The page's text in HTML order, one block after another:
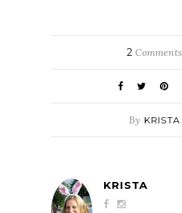
2 Comments
By KRISTA
KRISTA